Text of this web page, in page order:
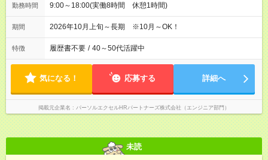
勤務時間 9:00～18:00(実働8時間 休憩1時間)
期間 2026年10月上旬～長期 ※10月～OK！
特徴 履歴書不要 / 40～50代活躍中
気になる！ 応募する 詳細へ
掲載元企業名 パーソルエクセルHRパートナーズ株式会社（エンジニア部門）
未読